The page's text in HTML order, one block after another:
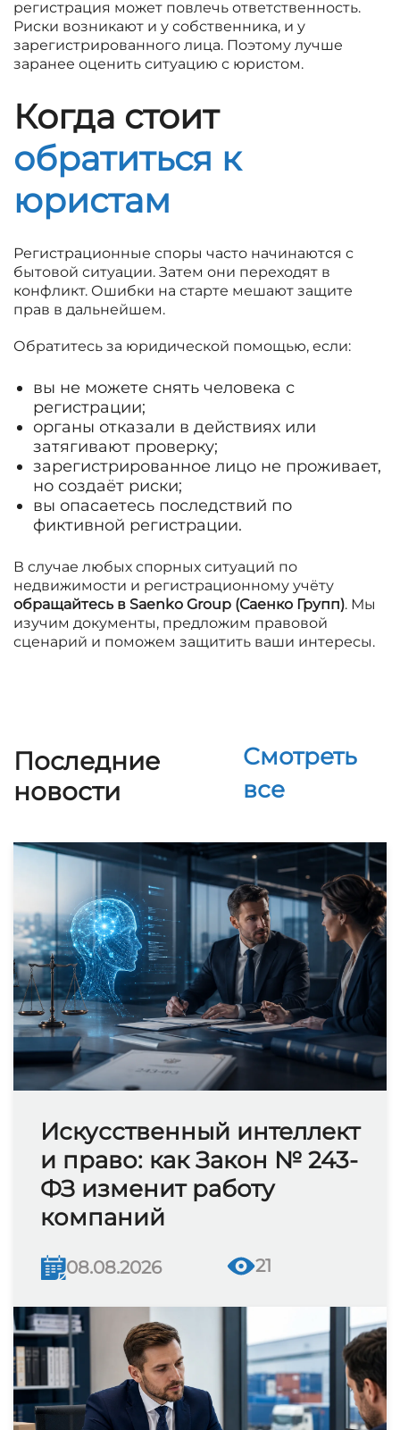
регистрация может повлечь ответственность.
Риски возникают и у собственника, и у
зарегистрированного лица. Поэтому лучше
заранее оценить ситуацию с юристом.
Когда стоит
обратиться к
юристам
Регистрационные споры часто начинаются с
бытовой ситуации. Затем они переходят в
конфликт. Ошибки на старте мешают защите
прав в дальнейшем.
Обратитесь за юридической помощью, если:
вы не можете снять человека с
регистрации;
органы отказали в действиях или
затягивают проверку;
зарегистрированное лицо не проживает,
но создаёт риски;
вы опасаетесь последствий по
фиктивной регистрации.
В случае любых спорных ситуаций по
недвижимости и регистрационному учёту
обращайтесь в Saenko Group (Саенко Групп). Мы
изучим документы, предложим правовой
сценарий и поможем защитить ваши интересы.
Последние
новости
Смотреть
все
Искусственный интеллект
и право: как Закон № 243-
ФЗ изменит работу
компаний
08.08.2026 21